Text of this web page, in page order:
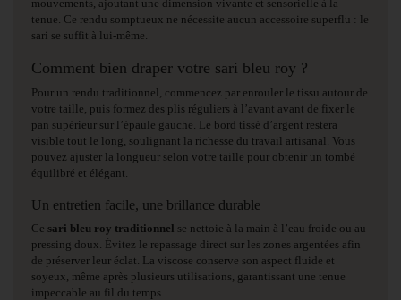
mouvements, ajoutant une dimension vivante et sensorielle à la
tenue. Ce rendu somptueux ne nécessite aucun accessoire superflu : le
sari se suffit à lui-même.
Comment bien draper votre sari bleu roy ?
Pour un rendu traditionnel, commencez par enrouler le tissu autour de
votre taille, puis formez des plis réguliers à l’avant avant de fixer le
pan supérieur sur l’épaule gauche. Le bord tissé d’argent restera
visible tout le long, soulignant la richesse du travail artisanal. Vous
pouvez ajuster la longueur selon votre taille pour obtenir un tombé
équilibré et élégant.
Un entretien facile, une brillance durable
Ce sari bleu roy traditionnel se nettoie à la main à l’eau froide ou au
pressing doux. Évitez le repassage direct sur les zones argentées afin
de préserver leur éclat. La viscose conserve son aspect fluide et
soyeux, même après plusieurs utilisations, garantissant une tenue
impeccable au fil du temps.